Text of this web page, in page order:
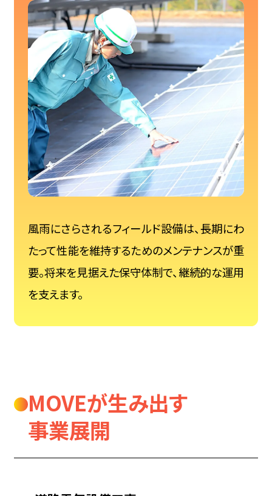
風雨にさらされるフィールド設備は、長期にわ
たって性能を維持するためのメンテナンスが重
要。将来を見据えた保守体制で、継続的な運用
を支えます。
MOVEが生み出す
事業展開